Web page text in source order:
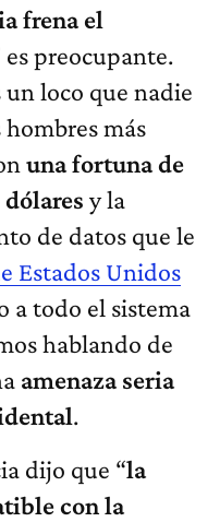
frena el
es preocupante.
un loco que nadie
más
una fortuna de
y la
de datos que le
Estados Unidos
a todo el sistema
hablando de
amenaza seria
.
dijo que “la
con la